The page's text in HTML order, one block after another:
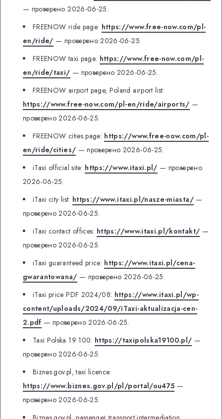
— проверено 2026-06-25.
FREENOW ride page: https://www.free-now.com/pl-
en/ride/ — проверено 2026-06-25.
FREENOW taxi page: https://www.free-now.com/pl-
en/ride/taxi/ — проверено 2026-06-25.
FREENOW airport page, Poland airport list:
https://www.free-now.com/pl-en/ride/airports/ —
проверено 2026-06-25.
FREENOW cities page: https://www.free-now.com/pl-
en/ride/cities/ — проверено 2026-06-25.
iTaxi official site: https://www.itaxi.pl/ — проверено
2026-06-25.
iTaxi city list: https://www.itaxi.pl/nasze-miasta/—
проверено 2026-06-25.
iTaxi contact offices: https://www.itaxi.pl/kontakt/ —
проверено 2026-06-25.
iTaxi guaranteed price: https://www.itaxi.pl/cena-
gwarantowana/ — проверено 2026-06-25.
iTaxi price PDF 2024/08: https://www.itaxi.pl/wp-
content/uploads/2024/09/iTaxi-aktualizacja-cen-
2.pdf — проверено 2026-06-25.
Taxi Polska 19 100: https://taxipolska19100.pl/ —
проверено 2026-06-25.
Biznes.gov.pl, taxi licence:
https://www.biznes.gov.pl/pl/portal/ou475 —
проверено 2026-06-25.